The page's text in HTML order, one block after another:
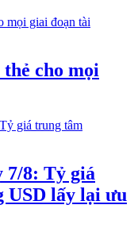
cho mọi
7/8: Tỷ giá
USD lấy lại ưu